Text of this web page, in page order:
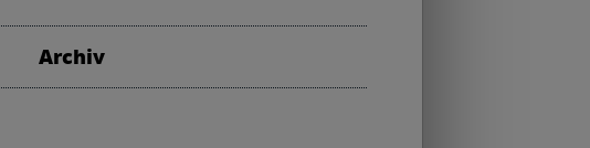
Archiv